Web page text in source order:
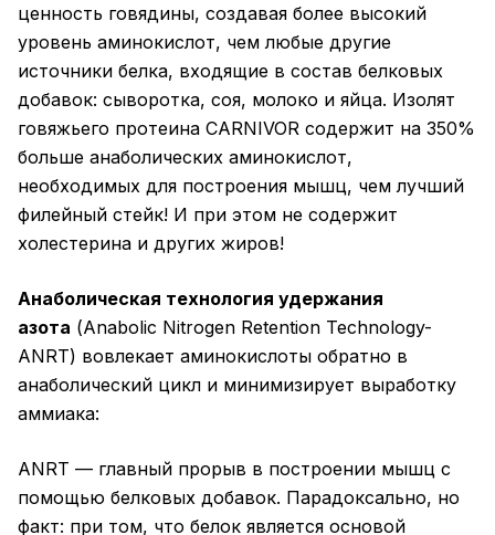
ценность говядины, создавая более высокий
уровень аминокислот, чем любые другие
источники белка, входящие в состав белковых
добавок: сыворотка, соя, молоко и яйца. Изолят
говяжьего протеина CARNIVOR содержит на 350%
больше анаболических аминокислот,
необходимых для построения мышц, чем лучший
филейный стейк! И при этом не содержит
холестерина и других жиров!
Анаболическая технология удержания
азота (Anabolic Nitrogen Retention Technology-
ANRT) вовлекает аминокислоты обратно в
анаболический цикл и минимизирует выработку
аммиака:
ANRT — главный прорыв в построении мышц с
помощью белковых добавок. Парадоксально, но
факт: при том, что белок является основой